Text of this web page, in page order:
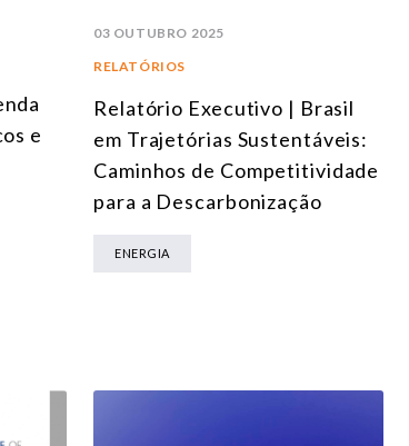
e
03 OUTUBRO 2025
RELATÓRIOS
Relatório Executivo | Brasil
em Trajetórias Sustentáveis:
Caminhos de Competitividade
para a Descarbonização
ENERGIA